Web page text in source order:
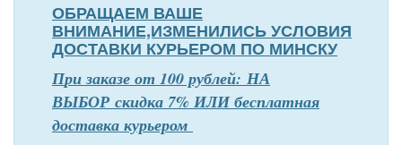
ОБРАЩАЕМ ВАШЕ
ВНИМАНИЕ,ИЗМЕНИЛИСЬ УСЛОВИЯ
ДОСТАВКИ КУРЬЕРОМ ПО МИНСКУ
При заказе от 100 рублей: НА
ВЫБОР скидка 7% ИЛИ бесплатная
доставка курьером